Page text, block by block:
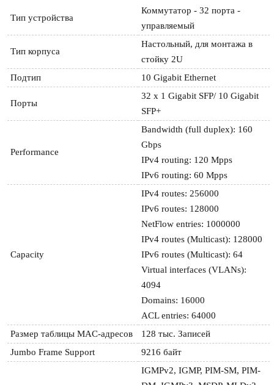
Тип устройства
Коммутатор - 32 порта -
управляемый
Тип корпуса
Настольный, для монтажа в
стойку 2U
Подтип
10 Gigabit Ethernet
Порты
32 x 1 Gigabit SFP/ 10 Gigabit
SFP+
Performance
Bandwidth (full duplex): 160
Gbps
IPv4 routing: 120 Mpps
IPv6 routing: 60 Mpps
Capacity
IPv4 routes: 256000
IPv6 routes: 128000
NetFlow entries: 1000000
IPv4 routes (Multicast): 128000
IPv6 routes (Multicast): 64
Virtual interfaces (VLANs):
4094
Domains: 16000
ACL entries: 64000
Размер таблицы MAC-адресов
128 тыс. Записей
Jumbo Frame Support
9216 байт
IGMPv2, IGMP, PIM-SM, PIM-